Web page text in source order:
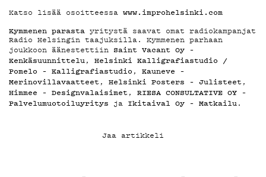
Katso lisää osoitteessa www.improhelsinki.com
Kymmenen parasta yritystä saavat omat radiokampanjat
Radio Helsingin taajuksilla. Kymmenen parhaan
joukkoon äänestettiin Saint Vacant Oy –
Kenkäsuunnittelu, Helsinki Kalligrafiastudio /
Pomelo – Kalligrafiastudio , Kauneve –
Merinovillavaatteet, Helsinki Posters – Julisteet,
Himmee – Designvalaisimet, RIESA CONSULTATIVE OY –
Palvelumuotoiluyritys ja Ikitaival Oy – Matkailu.
Jaa artikkeli